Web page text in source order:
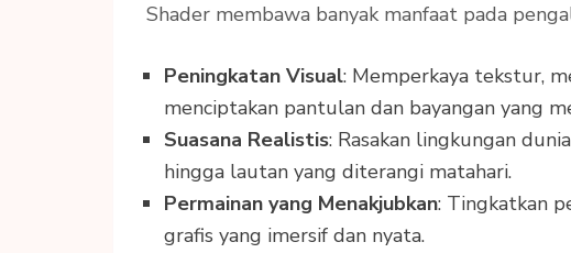
Shader membawa banyak manfaat pada
Peningkatan Visual: Memperkaya tekstur,
menciptakan pantulan dan bayangan yang
Suasana Realistis: Rasakan lingkungan
hingga lautan yang diterangi matahari.
Permainan yang Menakjubkan: Tingkatkan
grafis yang imersif dan nyata.